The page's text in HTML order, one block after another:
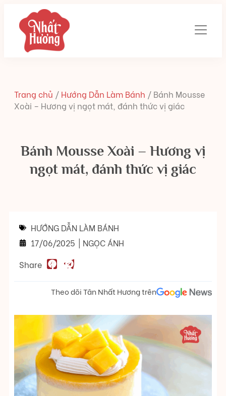
Trang chủ / Hướng Dẫn Làm Bánh / Bánh Mousse
Xoài – Hương vị ngọt mát, đánh thức vị giác
Bánh Mousse Xoài – Hương vị
ngọt mát, đánh thức vị giác
HƯỚNG DẪN LÀM BÁNH
17/06/2025 | NGỌC ÁNH
Share
Theo dõi Tân Nhất Hương trên